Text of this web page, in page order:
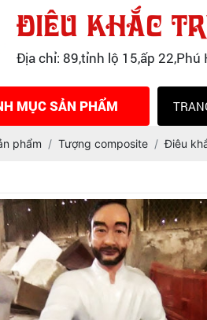
ĐIÊU KHẮC
Địa chỉ: 89,tỉnh lộ 15,ấp 22,Phú
MỤC SẢN PHẨM
COMPOSITE
TƯỢNG PHẬT
TƯỢNG CÔNG GIÁO
ĐẤT SÉT,ĐẤT SÁP,TẠO
phẩm Tượng composite Điêu